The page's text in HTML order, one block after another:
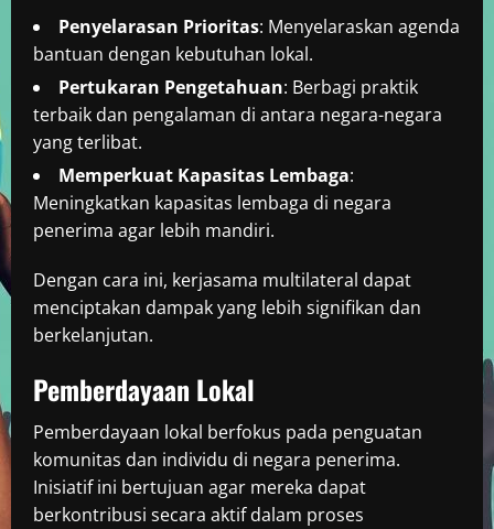
Penyelarasan Prioritas: Menyelaraskan agenda
bantuan dengan kebutuhan lokal.
Pertukaran Pengetahuan: Berbagi praktik
terbaik dan pengalaman di antara negara-negara
yang terlibat.
Memperkuat Kapasitas Lembaga:
Meningkatkan kapasitas lembaga di negara
penerima agar lebih mandiri.
Dengan cara ini, kerjasama multilateral dapat
menciptakan dampak yang lebih signifikan dan
berkelanjutan.
Pemberdayaan Lokal
Pemberdayaan lokal berfokus pada penguatan
komunitas dan individu di negara penerima.
Inisiatif ini bertujuan agar mereka dapat
berkontribusi secara aktif dalam proses